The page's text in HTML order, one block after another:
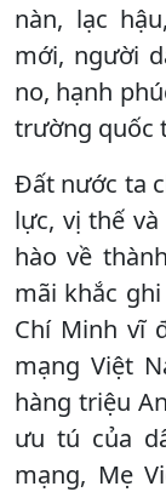
nàn, lạc
mới, người
no, hạnh
trường quốc
Đất nước ta
lực, vị thế
hào về
mãi khắc
Chí Minh vĩ
mạng Việt
hàng triệu
ưu tú của
mạng, Mẹ